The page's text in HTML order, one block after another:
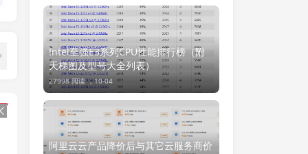
Intel至强E3系列CPU性能排行榜（附
天梯图及型号大全列表）
27998 阅读 ，10-04
阿里云云产品降价后与其它云服务商价